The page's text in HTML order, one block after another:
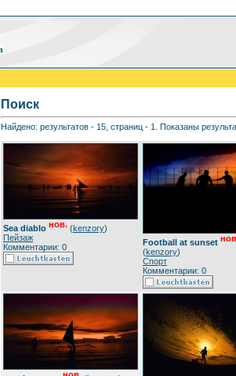
Поиск
Найдено: результатов - 15, страниц - 1. Показаны
Sea diablo нов. (kenzory)
Пейзаж
Комментарии: 0
Football at sunset
(kenzory)
Спорт
Комментарии: 0